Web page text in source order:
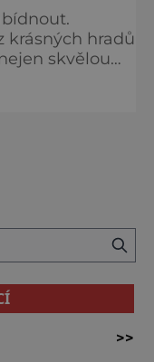
krásných hradů
skvělou
>>